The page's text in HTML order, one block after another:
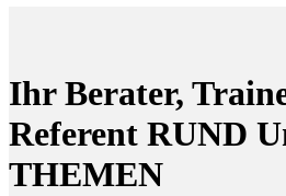
Ihr Berater,
Referent RUND
THEMEN